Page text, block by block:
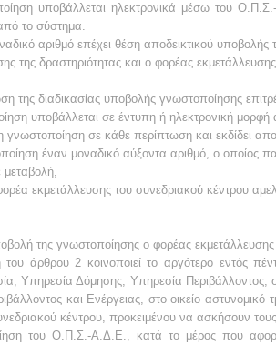
υποβάλλεται ηλεκτρονικά μέσω του
το σύστημα.
αριθμό επέχει θέση αποδεικτικού
της δραστηριότητας και ο φορέας εκμετάλλευσης
της διαδικασίας υποβολής γνωστοποίησης
υποβάλλεται σε έντυπη ή ηλεκτρονική
γνωστοποίηση σε κάθε περίπτωση και εκδίδει
έναν μοναδικό αύξοντα αριθμό, ο οποίος
εκμετάλλευσης του συνεδριακού κέντρου
της γνωστοποίησης ο φορέας εκμετάλλευσης
άρθρου 2 κοινοποιεί το αργότερο εντός
Υπηρεσία Δόμησης, Υπηρεσία
και Ενέργειας, στο οικείο
κέντρου, προκειμένου να ασκήσουν
του Ο.Π.Σ.-Α.Δ.Ε., κατά το μέρος που